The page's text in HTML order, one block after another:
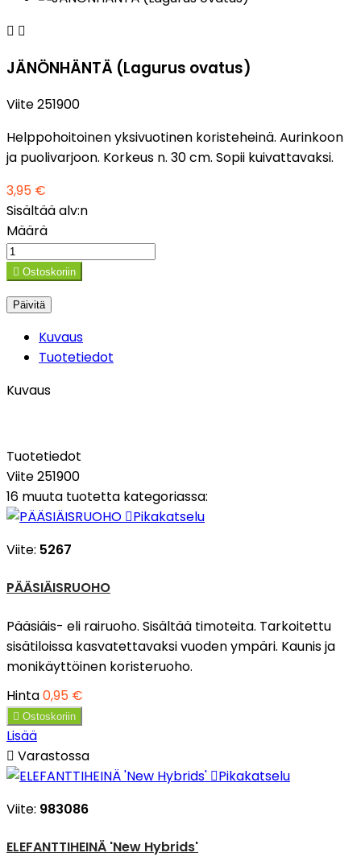
 
JÄNÖNHÄNTÄ (Lagurus ovatus)
Viite251900
Helppohoitoinen yksivuotinen koristeheinä. Aurinkoon
ja puolivarjoon. Korkeus n. 30 cm. Sopii kuivattavaksi.
3,95 €
Sisältää alv:n
Määrä
 Ostoskoriin
Kuvaus
Tuotetiedot
Kuvaus
Tuotetiedot
Viite251900
16 muuta tuotetta kategoriassa:
Pikakatselu
Viite: 5267
PÄÄSIÄISRUOHO
Pääsiäis- eli rairuoho. Sisältää timoteita. Tarkoitettu
sisätiloissa kasvatettavaksi vuoden ympäri. Kaunis ja
monikäyttöinen koristeruoho.
Hinta0,95 €
 Ostoskoriin
Lisää
 Varastossa
Pikakatselu
Viite: 983086
ELEFANTTIHEINÄ 'New Hybrids'